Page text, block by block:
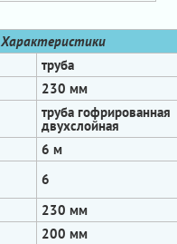
Характеристики
труба
230 мм
труба гофрированная
двухслойная
6 м
6
230 мм
200 мм